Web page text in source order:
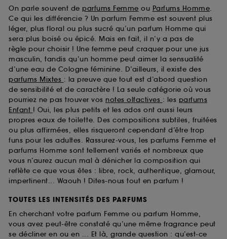
On parle souvent de parfums Femme ou Parfums Homme.
Ce qui les différencie ? Un parfum Femme est souvent plus
léger, plus floral ou plus sucré qu’un parfum Homme qui
sera plus boisé ou épicé. Mais en fait, il n’y a pas de
règle pour choisir ! Une femme peut craquer pour une jus
masculin, tandis qu’un homme peut aimer la sensualité
d’une eau de Cologne féminine. D’ailleurs, il existe des
parfums Mixtes : la preuve que tout est d’abord question
de sensibilité et de caractère ! La seule catégorie où vous
pourriez ne pas trouver vos notes olfactives : les parfums
Enfant ! Oui, les plus petits et les ados ont aussi leurs
propres eaux de toilette. Des compositions subtiles, fruitées
ou plus affirmées, elles risqueront cependant d’être trop
funs pour les adultes. Rassurez-vous, les parfums Femme et
parfums Homme sont tellement variés et nombreux que
vous n’aurez aucun mal à dénicher la composition qui
reflète ce que vous êtes : libre, rock, authentique, glamour,
impertinent... Waouh ! Dites-nous tout en parfum !
TOUTES LES INTENSITÉS DES PARFUMS
En cherchant votre parfum Femme ou parfum Homme,
vous avez peut-être constaté qu’une même fragrance peut
se décliner en ou en ... Et là, grande question : qu’est-ce